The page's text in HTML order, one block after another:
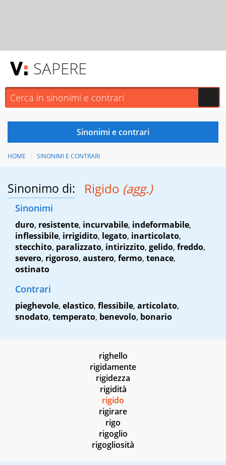
SAPERE
HOME SINONIMI E CONTRARI
Sinonimo di: Rigido (agg.)
Sinonimi
duro, resistente, incurvabile, indeformabile,
inflessibile, irrigidito, legato, inarticolato,
stecchito, paralizzato, intirizzito, gelido, freddo,
severo, rigoroso, austero, fermo, tenace,
ostinato
Contrari
pieghevole, elastico, flessibile, articolato,
snodato, temperato, benevolo, bonario
righello
rigidamente
rigidezza
rigidità
rigido
rigirare
rigo
rigoglio
rigogliosità